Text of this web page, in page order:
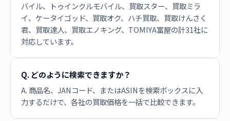
バイル、トゥインクルモバイル、買取スター、買取ミラ
イ、ケータイゴッド、買取オク、ハチ買取、買取けんさく
君、買取達人、買取エノキング、TOMIYA富屋の計31社に
対応しています。
Q. どのように検索できますか？
A. 商品名、JANコード、またはASINを検索ボックスに入
力するだけで、各社の買取価格を一括で比較できます。